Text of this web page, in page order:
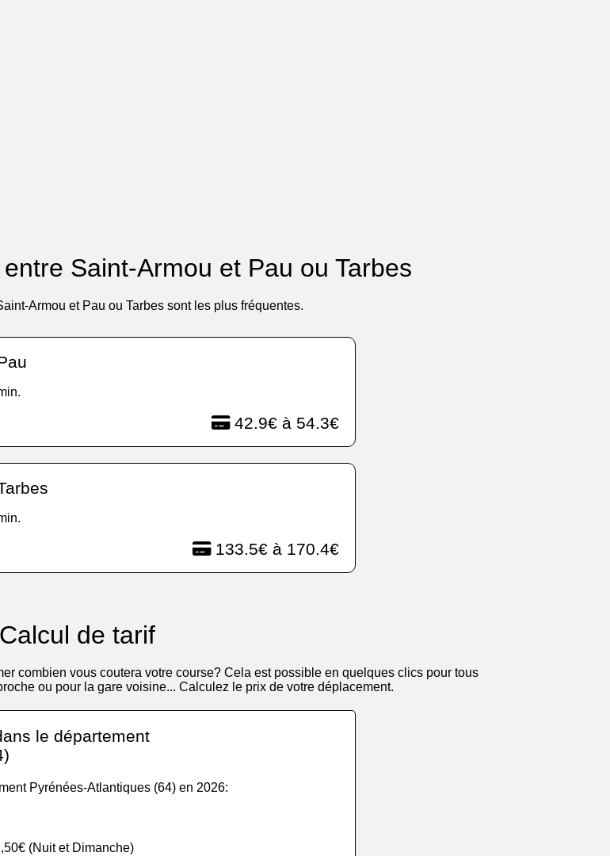
Saint-Armou et Pau ou Tarbes
Armou et Pau ou Tarbes sont les plus fréquentes.
42.9€ à 54.3€
133.5€ à 170.4€
Calcul de tarif
combien vous coutera votre course? Cela est possible en quelques clics pour tous
ou pour la gare voisine... Calculez le prix de votre déplacement.
le département
Pyrénées-Atlantiques (64) en 2026:
(Nuit et Dimanche)